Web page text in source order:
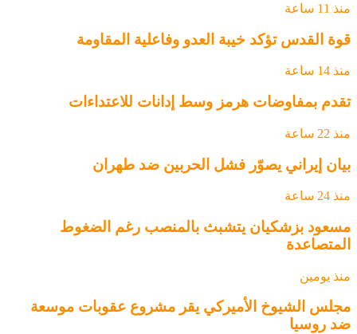
منذ 11 ساعة
قوة القدس تؤكد خيبة العدو وفاعلية المقاومة
منذ 14 ساعة
تقدم بمفاوضات هرمز وسط إدانات للاعتداءات
منذ 22 ساعة
بيان إيراني يصوّر فشل الحربين ضد طهران
منذ 24 ساعة
مسعود بزشكيان يتشبث بالمنصب رغم الضغوط
المتصاعدة
منذ يومين
مجلس الشيوخ الأميركي يقر مشروع عقوبات موسعة
ضد روسيا